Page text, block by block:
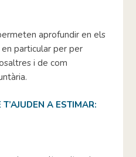
aprofundir en els
particular per per
i de com
A ESTIMAR: